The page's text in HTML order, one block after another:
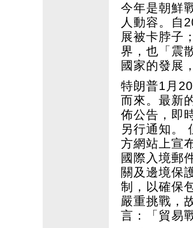
今年是朝鮮
人動容。自
展被卡脖子
界，也「震
國家的發展
特朗普1月
而來。最新
佈公告，即
另行通知。
方網站上宣
國際入境郵
關及邊境保
制，以確保
嚴重挑戰，
言：「貿易